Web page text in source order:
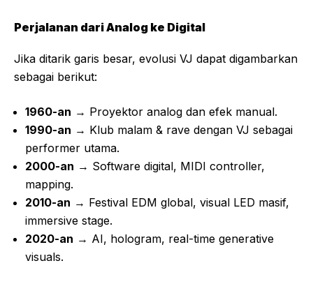
Perjalanan dari Analog ke Digital
Jika ditarik garis besar, evolusi VJ dapat digambarkan
sebagai berikut:
1960-an → Proyektor analog dan efek manual.
1990-an → Klub malam & rave dengan VJ sebagai
performer utama.
2000-an → Software digital, MIDI controller,
mapping.
2010-an → Festival EDM global, visual LED masif,
immersive stage.
2020-an → AI, hologram, real-time generative
visuals.